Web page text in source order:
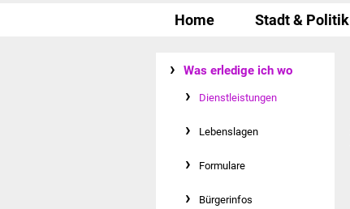
Home Stadt & Politik
Was erledige ich wo
Dienstleistungen
Lebenslagen
Formulare
Bürgerinfos